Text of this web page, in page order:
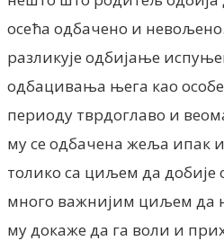
осећа одбачено и
разликује одбијање
одбацивања њега као
периоду тврдоглаво и
му се одбачена жеља ипак
толико са циљем да добије
много важнијим циљем да
му докаже да га воли и